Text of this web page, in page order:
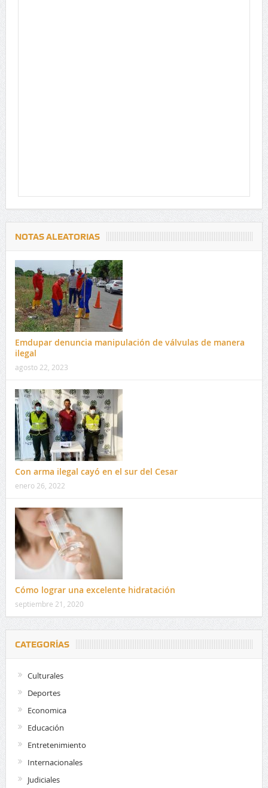
NOTAS ALEATORIAS
Emdupar denuncia manipulación de válvulas de manera
ilegal
agosto 22, 2023
Con arma ilegal cayó en el sur del Cesar
enero 26, 2022
Cómo lograr una excelente hidratación
septiembre 21, 2020
CATEGORÍAS
Culturales
Deportes
Economica
Educación
Entretenimiento
Internacionales
Judiciales